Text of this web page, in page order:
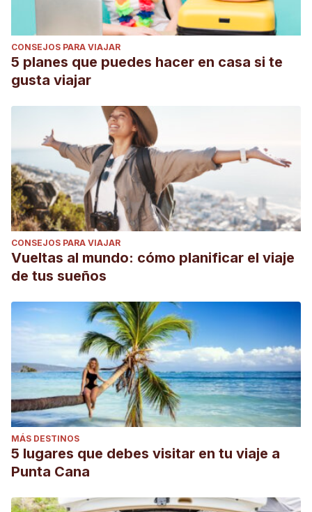
CONSEJOS PARA VIAJAR
5 planes que puedes hacer en casa si te
gusta viajar
CONSEJOS PARA VIAJAR
Vueltas al mundo: cómo planificar el viaje
de tus sueños
MÁS DESTINOS
5 lugares que debes visitar en tu viaje a
Punta Cana